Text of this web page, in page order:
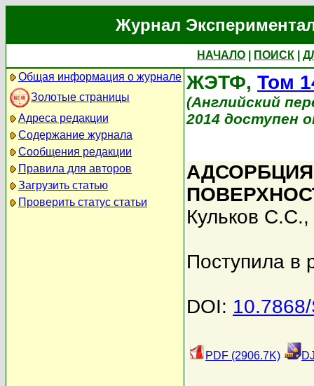
Журнал
НАЧАЛО ПОИСК
Общая информация о журнале
Золотые страницы
Адреса редакции
Содержание журнала
Сообщения редакции
Правила для авторов
Загрузить статью
Проверить статус статьи
ЖЭТФ, Том
(Английский
2014 доступен
Кульков С.С.,
Поступила в
DOI:
PDF (2906.7K)